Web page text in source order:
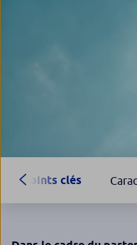
Points clés